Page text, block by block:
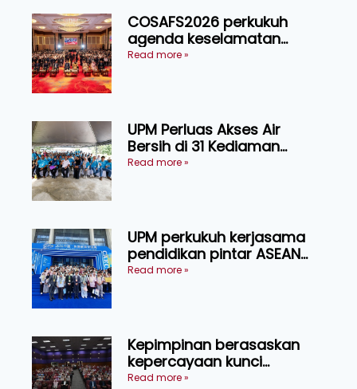
COSAFS2026 perkukuh
agenda keselamatan
makanan, AgriHub pacu
Read more »
UPM Perluas Akses Air
Bersih di 31 Kediaman
Orang Asli Tasik Chini
Read more »
UPM perkukuh kerjasama
pendidikan pintar ASEAN
menerusi lawatan rasmi ke
Read more »
Kepimpinan berasaskan
kepercayaan kunci
kecemerlangan institusi -
Read more »